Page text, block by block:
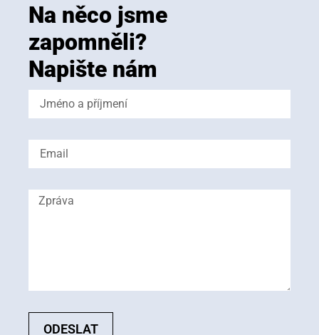
Na něco jsme
zapomněli?
Napište nám
ODESLAT